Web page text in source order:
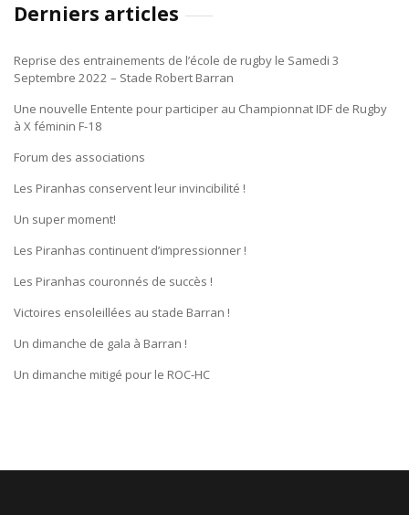
Derniers articles
Reprise des entrainements de l’école de rugby le Samedi 3
Septembre 2022 – Stade Robert Barran
Une nouvelle Entente pour participer au Championnat IDF de Rugby
à X féminin F-18
Forum des associations
Les Piranhas conservent leur invincibilité !
Un super moment!
Les Piranhas continuent d’impressionner !
Les Piranhas couronnés de succès !
Victoires ensoleillées au stade Barran !
Un dimanche de gala à Barran !
Un dimanche mitigé pour le ROC-HC